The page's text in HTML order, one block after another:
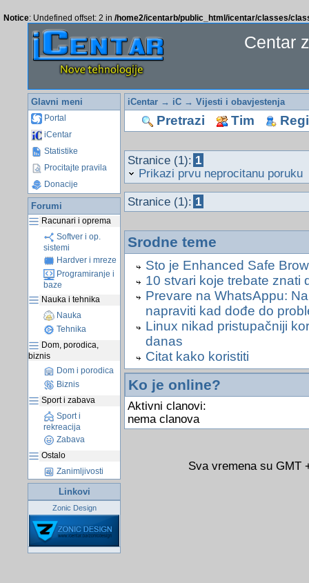
Notice: Undefined offset: 2 in /home2/icentarb/public_html/icentar/classes/
Centar
Glavni meni
Portal
iCentar
Statistike
Procitajte pravila
Donacije
Forumi
Racunari i oprema
Softver i op.
sistemi
Hardver i mreze
Programiranje i
baze
Nauka i tehnika
Nauka
Tehnika
Dom, porodica,
biznis
Dom i porodica
Biznis
Sport i zabava
Sport i
rekreacija
Zabava
Ostalo
Zanimljivosti
Linkovi
Zonic Design
iCentar→ iC→ Vijesti i obavjestenja
Pretrazi Tim
Stranice (1): 1
Prikazi prvu neprocitanu poruku
Stranice (1): 1
Srodne teme
Sto je Enhanced Safe
10 stvari koje trebate znati
Prevare na WhatsAppu:
napraviti kad dođe do
Linux nikad pristupačniji
danas
Citat kako koristiti
Ko je online?
Aktivni clanovi:
nema clanova
Sva vremena su GMT